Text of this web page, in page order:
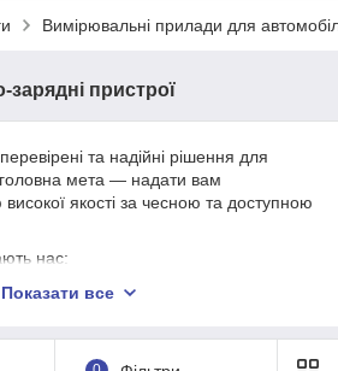
Вимірювальні прилади для
зарядні пристрої
та надійні рішення для
мета — надати вам
високої якості за чесною та доступною
нас:
видами товарів наша компанія
націнки.
Показати все